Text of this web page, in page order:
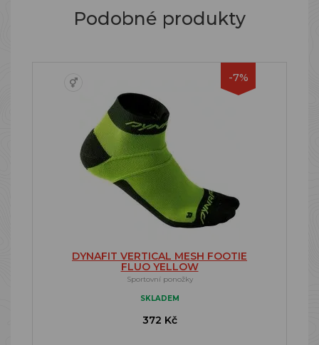
Podobné produkty
-7%
DYNAFIT VERTICAL MESH FOOTIE
FLUO YELLOW
Sportovní ponožky
SKLADEM
372 Kč